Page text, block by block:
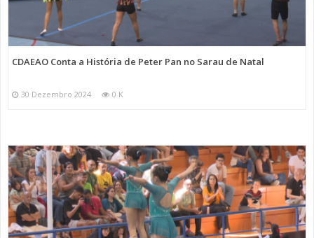
CDAEAO Conta a História de Peter Pan no Sarau de Natal
30 Dezembro 2024 0 K